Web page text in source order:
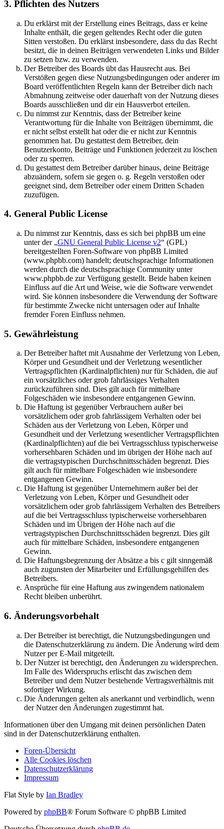
3. Pflichten des Nutzers
Du erklärst mit der Erstellung eines Beitrags, dass er keine
Inhalte enthält, die gegen geltendes Recht oder die guten
Sitten verstoßen. Du erklärst insbesondere, dass du das Recht
besitzt, die in deinen Beiträgen verwendeten Links und Bilder
zu setzen bzw. zu verwenden.
Der Betreiber des Boards übt das Hausrecht aus. Bei
Verstößen gegen diese Nutzungsbedingungen oder anderer im
Board veröffentlichten Regeln kann der Betreiber dich nach
Abmahnung zeitweise oder dauerhaft von der Nutzung dieses
Boards ausschließen und dir ein Hausverbot erteilen.
Du nimmst zur Kenntnis, dass der Betreiber keine
Verantwortung für die Inhalte von Beiträgen übernimmt, die
er nicht selbst erstellt hat oder die er nicht zur Kenntnis
genommen hat. Du gestattest dem Betreiber, dein
Benutzerkonto, Beiträge und Funktionen jederzeit zu löschen
oder zu sperren.
Du gestattest dem Betreiber darüber hinaus, deine Beiträge
abzuändern, sofern sie gegen o. g. Regeln verstoßen oder
geeignet sind, dem Betreiber oder einem Dritten Schaden
zuzufügen.
4. General Public License
Du nimmst zur Kenntnis, dass es sich bei phpBB um eine
unter der „GNU General Public License v2“ (GPL)
bereitgestellten Foren-Software von phpBB Limited
(www.phpbb.com) handelt; deutschsprachige Informationen
werden durch die deutschsprachige Community unter
www.phpbb.de zur Verfügung gestellt. Beide haben keinen
Einfluss auf die Art und Weise, wie die Software verwendet
wird. Sie können insbesondere die Verwendung der Software
für bestimmte Zwecke nicht untersagen oder auf Inhalte
fremder Foren Einfluss nehmen.
5. Gewährleistung
Der Betreiber haftet mit Ausnahme der Verletzung von Leben,
Körper und Gesundheit und der Verletzung wesentlicher
Vertragspflichten (Kardinalpflichten) nur für Schäden, die auf
ein vorsätzliches oder grob fahrlässiges Verhalten
zurückzuführen sind. Dies gilt auch für mittelbare
Folgeschäden wie insbesondere entgangenen Gewinn.
Die Haftung ist gegenüber Verbrauchern außer bei
vorsätzlichem oder grob fahrlässigem Verhalten oder bei
Schäden aus der Verletzung von Leben, Körper und
Gesundheit und der Verletzung wesentlicher Vertragspflichten
(Kardinalpflichten) auf die bei Vertragsschluss typischerweise
vorhersehbaren Schäden und im übrigen der Höhe nach auf
die vertragstypischen Durchschnittsschäden begrenzt. Dies
gilt auch für mittelbare Folgeschäden wie insbesondere
entgangenen Gewinn.
Die Haftung ist gegenüber Unternehmern außer bei der
Verletzung von Leben, Körper und Gesundheit oder
vorsätzlichem oder grob fahrlässigem Verhalten des Betreibers
auf die bei Vertragsschluss typischerweise vorhersehbaren
Schäden und im Übrigen der Höhe nach auf die
vertragstypischen Durchschnittsschäden begrenzt. Dies gilt
auch für mittelbare Schäden, insbesondere entgangenen
Gewinn.
Die Haftungsbegrenzung der Absätze a bis c gilt sinngemäß
auch zugunsten der Mitarbeiter und Erfüllungsgehilfen des
Betreibers.
Ansprüche für eine Haftung aus zwingendem nationalem
Recht bleiben unberührt.
6. Änderungsvorbehalt
Der Betreiber ist berechtigt, die Nutzungsbedingungen und
die Datenschutzerklärung zu ändern. Die Änderung wird dem
Nutzer per E-Mail mitgeteilt.
Der Nutzer ist berechtigt, den Änderungen zu widersprechen.
Im Falle des Widerspruchs erlischt das zwischen dem
Betreiber und dem Nutzer bestehende Vertragsverhältnis mit
sofortiger Wirkung.
Die Änderungen gelten als anerkannt und verbindlich, wenn
der Nutzer den Änderungen zugestimmt hat.
Informationen über den Umgang mit deinen persönlichen Daten
sind in der Datenschutzerklärung enthalten.
Foren-Übersicht
Alle Cookies löschen
Datenschutzerklärung
Impressum
Flat Style by Ian Bradley
Powered by phpBB® Forum Software © phpBB Limited